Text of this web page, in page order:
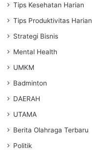
Tips Kesehatan Harian
Tips Produktivitas Harian
Strategi Bisnis
Mental Health
UMKM
Badminton
DAERAH
UTAMA
Berita Olahraga Terbaru
Politik